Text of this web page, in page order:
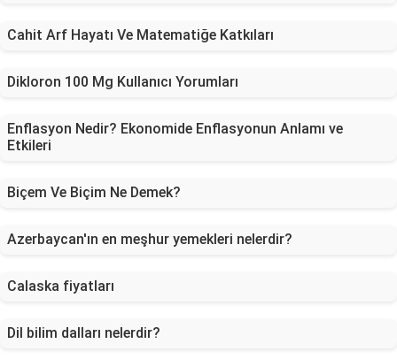
Cahit Arf Hayatı Ve Matematiğe Katkıları
Dikloron 100 Mg Kullanıcı Yorumları
Enflasyon Nedir? Ekonomide Enflasyonun Anlamı ve
Etkileri
Biçem Ve Biçim Ne Demek?
Azerbaycan'ın en meşhur yemekleri nelerdir?
Calaska fiyatları
Dil bilim dalları nelerdir?